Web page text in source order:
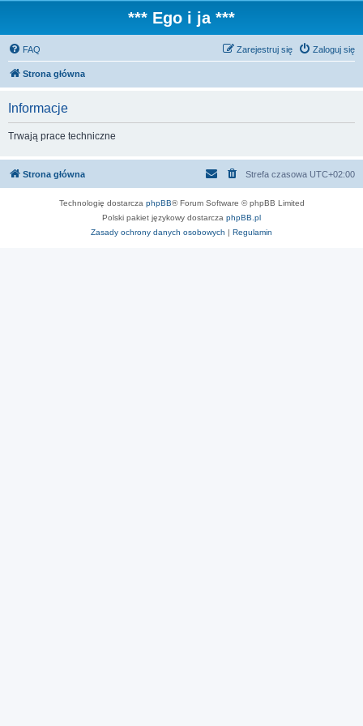
*** Ego i ja ***
FAQ Zaloguj się
Zarejestruj się
Strona główna
Informacje
Trwają prace techniczne
Strona główna Strefa czasowa UTC+02:00
Technologię dostarcza phpBB® Forum Software © phpBB Limited
Polski pakiet językowy dostarcza phpBB.pl
Zasady ochrony danych osobowych | Regulamin